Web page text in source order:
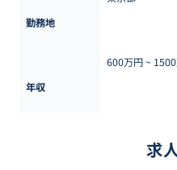
勤務地
年収
600万円 ~
求